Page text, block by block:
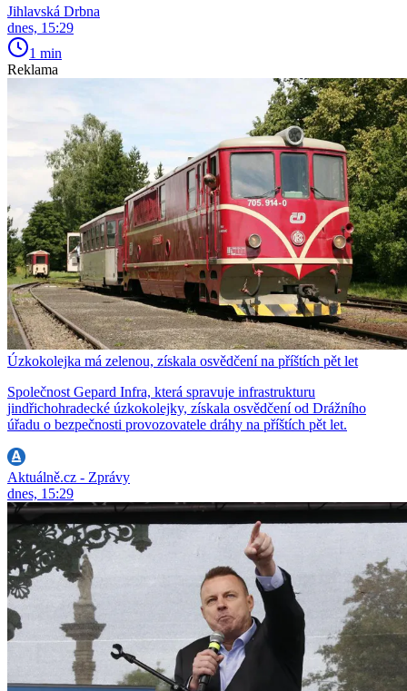
Jihlavská Drbna
dnes, 15:29
1 min
Reklama
Úzkokolejka má zelenou, získala osvědčení na příštích pět let
Společnost Gepard Infra, která spravuje infrastrukturu
jindřichohradecké úzkokolejky, získala osvědčení od Drážního
úřadu o bezpečnosti provozovatele dráhy na příštích pět let.
Aktuálně.cz - Zprávy
dnes, 15:29